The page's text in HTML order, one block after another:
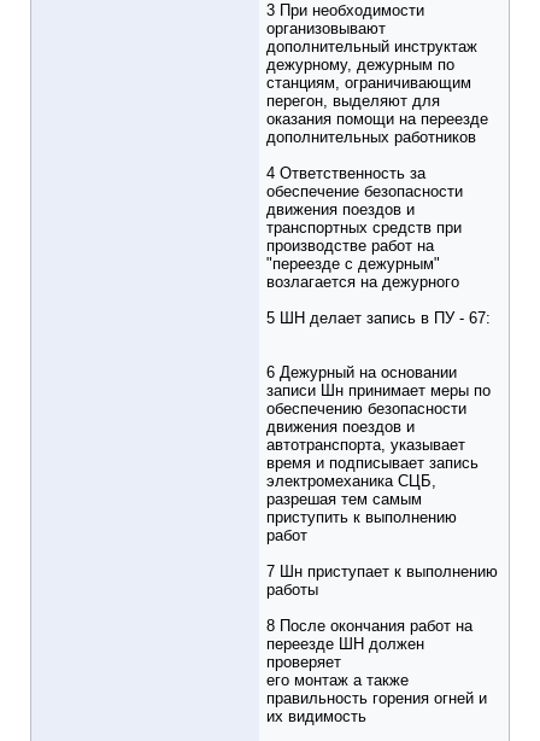
3 При необходимости
организовывают
дополнительный инструктаж
дежурному, дежурным по
станциям, ограничивающим
перегон, выделяют для
оказания помощи на переезде
дополнительных работников
4 Ответственность за
обеспечение безопасности
движения поездов и
транспортных средств при
производстве работ на
"переезде с дежурным"
возлагается на дежурного
5 ШН делает запись в ПУ - 67:
6 Дежурный на основании
записи Шн принимает меры по
обеспечению безопасности
движения поездов и
автотранспорта, указывает
время и подписывает запись
электромеханика СЦБ,
разрешая тем самым
приступить к выполнению
работ
7 Шн приступает к выполнению
работы
8 После окончания работ на
переезде ШН должен
проверяет
его монтаж а также
правильность горения огней и
их видимость